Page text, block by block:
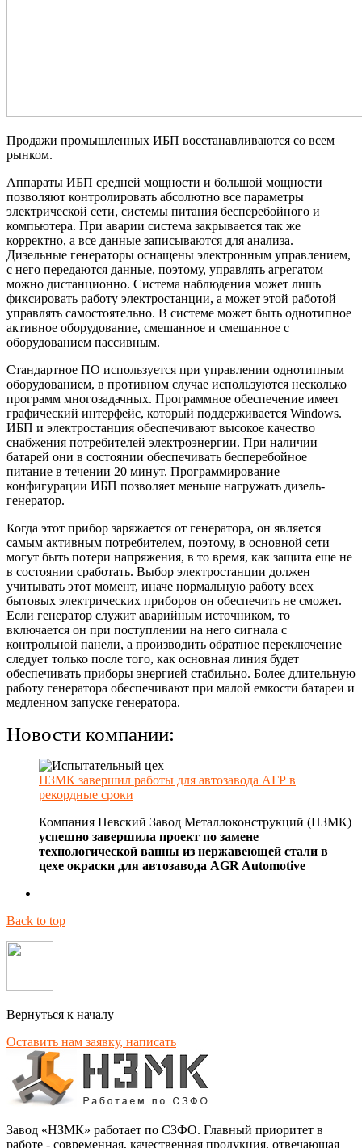
Продажи промышленных ИБП восстанавливаются со всем
рынком.
Аппараты ИБП средней мощности и большой мощности
позволяют контролировать абсолютно все параметры
электрической сети, системы питания бесперебойного и
компьютера. При аварии система закрывается так же
корректно, а все данные записываются для анализа.
Дизельные генераторы оснащены электронным управлением,
с него передаются данные, поэтому, управлять агрегатом
можно дистанционно. Система наблюдения может лишь
фиксировать работу электростанции, а может этой работой
управлять самостоятельно. В системе может быть однотипное
активное оборудование, смешанное и смешанное с
оборудованием пассивным.
Стандартное ПО используется при управлении однотипным
оборудованием, в противном случае используются несколько
программ многозадачных. Программное обеспечение имеет
графический интерфейс, который поддерживается Windows.
ИБП и электростанция обеспечивают высокое качество
снабжения потребителей электроэнергии. При наличии
батарей они в состоянии обеспечивать бесперебойное
питание в течении 20 минут. Программирование
конфигурации ИБП позволяет меньше нагружать дизель-
генератор.
Когда этот прибор заряжается от генератора, он является
самым активным потребителем, поэтому, в основной сети
могут быть потери напряжения, в то время, как защита еще не
в состоянии сработать. Выбор электростанции должен
учитывать этот момент, иначе нормальную работу всех
бытовых электрических приборов он обеспечить не сможет.
Если генератор служит аварийным источником, то
включается он при поступлении на него сигнала с
контрольной панели, а производить обратное переключение
следует только после того, как основная линия будет
обеспечивать приборы энергией стабильно. Более длительную
работу генератора обеспечивают при малой емкости батареи и
медленном запуске генератора.
Новости компании:
НЗМК завершил работы для автозавода АГР в
рекордные сроки
Компания Невский Завод Металлоконструкций (НЗМК)
успешно завершила проект по замене
технологической ванны из нержавеющей стали в
цехе окраски для автозавода AGR Automotive
Back to top
Вернуться к началу
Оставить нам заявку, написать
Завод «НЗМК» работает по СЗФО. Главный приоритет в
работе - современная, качественная продукция, отвечающая